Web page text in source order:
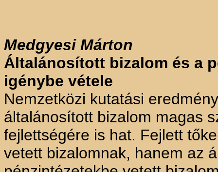
MedgyesiMárton
Általánosított bizalom és a
igénybe vétele
Nemzetközi kutatási
általánosított bizalom magas
fejlettségére is hat. Fejlett
vetett bizalomnak, hanem az